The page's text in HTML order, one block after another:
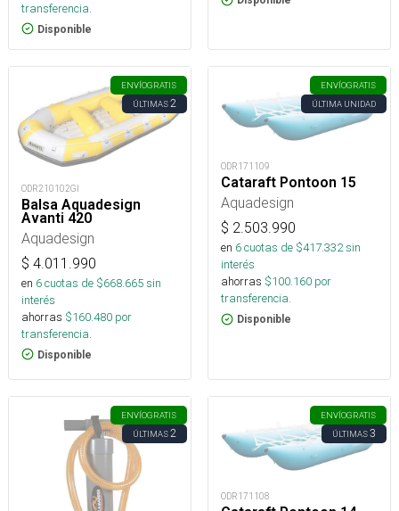
transferencia.
Disponible
ENVÍOGRATIS
ÚLTIMAS2
ODR210102GI
Balsa Aquadesign
Avanti 420
Aquadesign
$ 4.011.990
en 6cuotas de $668.665sin
interés
ahorras $160.480 por
transferencia.
Disponible
ENVÍOGRATIS
ÚLTIMA UNIDAD
ODR171109
Cataraft Pontoon 15
Aquadesign
$ 2.503.990
en 6cuotas de $417.332sin
interés
ahorras $100.160 por
transferencia.
Disponible
ENVÍOGRATIS
ÚLTIMAS2
ENVÍOGRATIS
ÚLTIMAS3
ODR171108